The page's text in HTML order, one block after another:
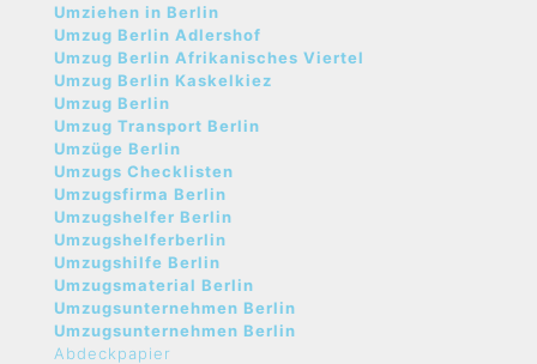
Umziehen in Berlin
Umzug Berlin Adlershof
Umzug Berlin Afrikanisches Viertel
Umzug Berlin Kaskelkiez
Umzug Berlin
Umzug Transport Berlin
Umzüge Berlin
Umzugs Checklisten
Umzugsfirma Berlin
Umzugshelfer Berlin
Umzugshelferberlin
Umzugshilfe Berlin
Umzugsmaterial Berlin
Umzugsunternehmen Berlin
Umzugsunternehmen Berlin
Abdeckpapier